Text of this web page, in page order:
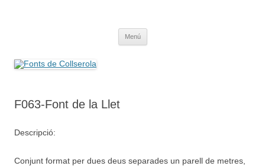
Menú
F063-Font de la Llet
Descripció:
Conjunt format per dues deus separades un parell de metres,